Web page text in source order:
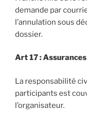
demande par
l’annulation sous
dossier.
Art 17 : Assurances
La responsabilité
participants est
l’organisateur.